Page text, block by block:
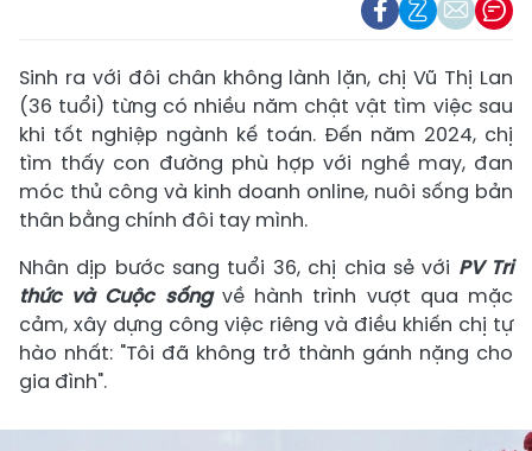
Sinh ra với đôi chân không lành lặn, chị Vũ Thị Lan
(36 tuổi) từng có nhiều năm chật vật tìm việc sau
khi tốt nghiệp ngành kế toán. Đến năm 2024, chị
tìm thấy con đường phù hợp với nghề may, đan
móc thủ công và kinh doanh online, nuôi sống bản
thân bằng chính đôi tay mình.
Nhân dịp bước sang tuổi 36, chị chia sẻ với PV Tri
thức và Cuộc sốngvề hành trình vượt qua mặc
cảm, xây dựng công việc riêng và điều khiến chị tự
hào nhất: "Tôi đã không trở thành gánh nặng cho
gia đình".